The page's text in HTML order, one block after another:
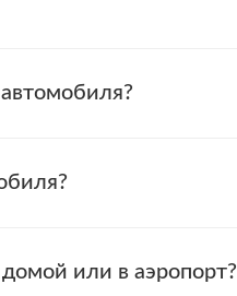
или в аэропорт?